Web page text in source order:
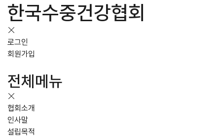
한국수중건강협회
로그인
회원가입
전체메뉴
협회소개
인사말
설립목적